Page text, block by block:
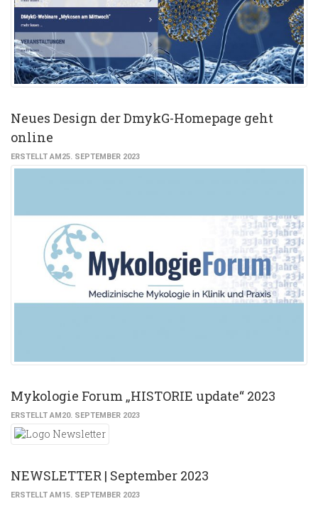
Neues Design der DmykG-Homepage geht
online
ERSTELLT AM25. SEPTEMBER 2023
Mykologie Forum „HISTORIE update“ 2023
ERSTELLT AM20. SEPTEMBER 2023
NEWSLETTER | September 2023
ERSTELLT AM15. SEPTEMBER 2023